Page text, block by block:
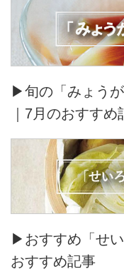
▶旬の「みょう
｜7月のおすすめ
▶おすすめ「せ
おすすめ記事